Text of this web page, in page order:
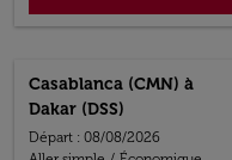
Casablanca (CMN) à
Dakar (DSS)
Départ : 08/08/2026